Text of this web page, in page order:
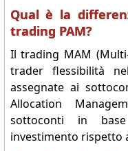
Qual è la
trading PAM?
Il trading MAM
trader flessibilità
assegnate ai
Allocation
sottoconti in
investimento rispetto